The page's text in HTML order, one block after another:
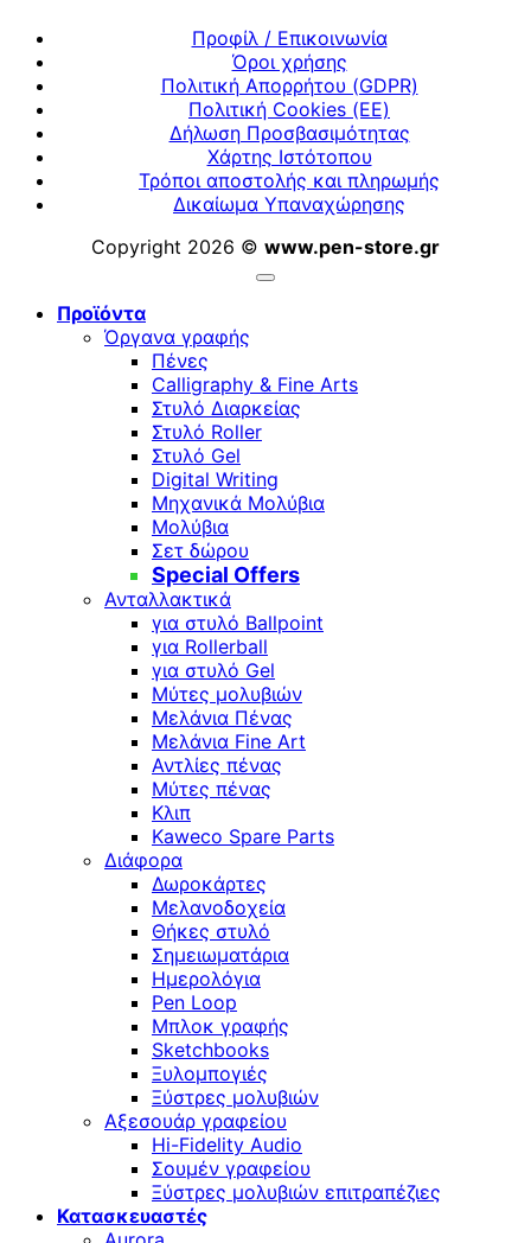
Προφίλ / Επικοινωνία
Όροι χρήσης
Πολιτική Απορρήτου (GDPR)
Πολιτική Cookies (ΕΕ)
Δήλωση Προσβασιμότητας
Χάρτης Ιστότοπου
Τρόποι αποστολής και πληρωμής
Δικαίωμα Υπαναχώρησης
Copyright 2026 © www.pen-store.gr
Προϊόντα
Όργανα γραφής
Πένες
Calligraphy & Fine Arts
Στυλό Διαρκείας
Στυλό Roller
Στυλό Gel
Digital Writing
Μηχανικά Μολύβια
Μολύβια
Σετ δώρου
Special Offers
Ανταλλακτικά
για στυλό Ballpoint
για Rollerball
για στυλό Gel
Μύτες μολυβιών
Μελάνια Πένας
Μελάνια Fine Art
Αντλίες πένας
Μύτες πένας
Κλιπ
Kaweco Spare Parts
Διάφορα
Δωροκάρτες
Μελανοδοχεία
Θήκες στυλό
Σημειωματάρια
Ημερολόγια
Pen Loop
Μπλοκ γραφής
Sketchbooks
Ξυλομπογιές
Ξύστρες μολυβιών
Αξεσουάρ γραφείου
Hi-Fidelity Audio
Σουμέν γραφείου
Ξύστρες μολυβιών επιτραπέζιες
Κατασκευαστές